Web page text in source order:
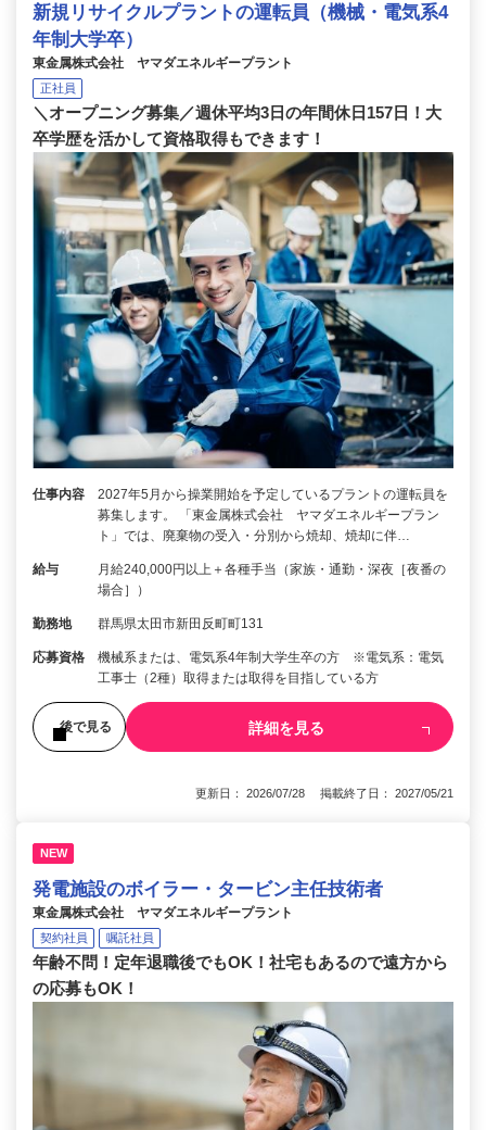
新規リサイクルプラントの運転員（機械・電気系4
年制大学卒）
東金属株式会社 ヤマダエネルギープラント
正社員
＼オープニング募集／週休平均3日の年間休日157日！大
卒学歴を活かして資格取得もできます！
仕事内容
2027年5月から操業開始を予定しているプラントの運転員を
募集します。 「東金属株式会社 ヤマダエネルギープラン
ト」では、廃棄物の受入・分別から焼却、焼却に伴…
給与
月給240,000円以上＋各種手当（家族・通勤・深夜［夜番の
場合］）
勤務地 群馬県太田市新田反町町131
応募資格
機械系または、電気系4年制大学生卒の方 ※電気系：電気
工事士（2種）取得または取得を目指している方
後で見る 詳細を見る
更新日： 2026/07/28 掲載終了日： 2027/05/21
NEW
発電施設のボイラー・タービン主任技術者
東金属株式会社 ヤマダエネルギープラント
契約社員 嘱託社員
年齢不問！定年退職後でもOK！社宅もあるので遠方から
の応募もOK！